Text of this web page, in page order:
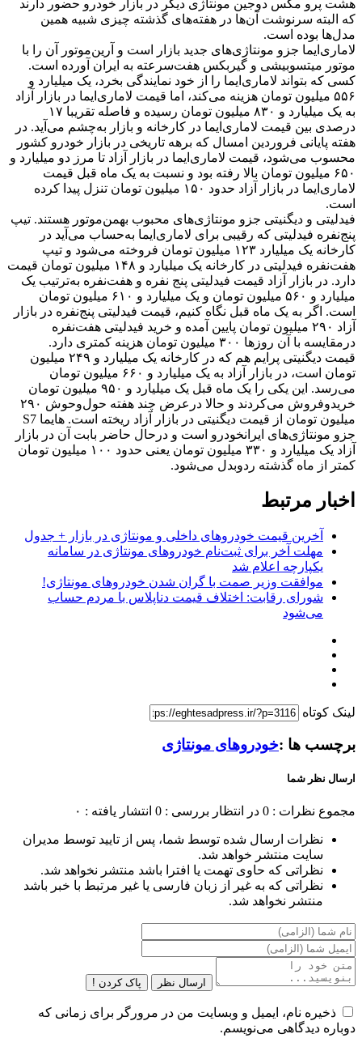
هشت پرو مکس دوجین مونتاژی دیگر در بازار خودرو حضور دارند
که البته سرنوشت آن‌ها در هفته‌های گذشته چیزی شبیه همین
مدل‌ها بوده است.
لاماری‌ایما جزو مونتاژی‌های جدید بازار است و آرین‌موتور آن را با
موتور میتسوبیشی و گیربکس هفت‌سرعته به ایران آورده است.
کسی که بتواند لاماری‌ایما را از خود نمایندگی بخرد، یک میلیارد و
۵۵۶ میلیون تومان هزینه می‌کند، اما قیمت لاماری‌ایما در بازار آزاد
به یک میلیارد و ۸۳۰ میلیون تومان رسیده و فاصله تقریبا ۱۷
درصدی بین قیمت لاماری‌ایما در کارخانه و بازار به‌چشم می‌آید. در
هفته پایانی فروردین امسال که برهه تاریخی در بازار خودرو کشور
محسوب می‌شود، قیمت لاماری‌ایما در بازار آزاد تا مرز دو میلیارد و
۶۵۰ میلیون تومان بالا رفته بود و نسبت به یک ماه قبل قیمت
لاماری‌ایما در بازار آزاد حدود ۱۵۰ میلیون تومان تنزل پیدا کرده
است.
فیدلیتی و دیگنیتی جزو مونتاژی‌های محبوب بهمن‌موتور هستند. تیپ
پنج‌نفره فیدلیتی که رقیبی برای لاماری‌ایما به‌حساب می‌آید در
کارخانه یک میلیارد ۱۲۳ میلیون تومان فروخته می‌شود و تیپ
هفت‌نفره فیدلیتی در کارخانه یک میلیارد و ۱۴۸ میلیون تومان قیمت
دارد. در بازار آزاد قیمت فیدلیتی پنج نفره و هفت‌نفره به‌ترتیب یک
میلیارد و ۵۶۰ میلیون تومان و یک میلیارد و ۶۱۰ میلیون تومان
است. اگر به یک ماه قبل نگاه کنیم، قیمت فیدلیتی پنج‌نفره در بازار
آزاد ۲۹۰ میلیون تومان پایین آمده و خرید فیدلیتی هفت‌نفره
درمقایسه با آن روز‌ها ۳۰۰ میلیون تومان هزینه کمتری دارد.
قیمت دیگنیتی پرایم هم که در کارخانه یک میلیارد و ۲۴۹ میلیون
تومان است، در بازار آزاد به یک میلیارد و ۶۶۰ میلیون تومان
می‌رسد. این یکی را یک ماه قبل یک میلیارد و ۹۵۰ میلیون تومان
خریدوفروش می‌کردند و حالا درعرض چند هفته حول‌وحوش ۲۹۰
میلیون تومان از قیمت دیگنیتی در بازار آزاد ریخته است. هایما S7
جزو مونتاژی‌های ایرانخودرو است و درحال حاضر بابت آن در بازار
آزاد یک میلیارد و ۳۳۰ میلیون تومان یعنی حدود ۱۰۰ میلیون تومان
کمتر از ماه گذشته ردوبدل می‌شود.
اخبار مرتبط
آخرین قیمت خودروهای داخلی و مونتاژی در بازار + جدول
مهلت آخر برای ثبت‌نام خودروهای مونتاژی در سامانه
یکپارچه اعلام شد
موافقت وزیر صمت با گران شدن خودروهای مونتاژی!
شورای رقابت: اختلاف قیمت دناپلاس با مردم حساب
می‌شود
لینک کوتاه
برچسب ها :خودروهای مونتاژی
ارسال نظر شما
مجموع نظرات : 0 در انتظار بررسی : 0 انتشار یافته : ۰
نظرات ارسال شده توسط شما، پس از تایید توسط مدیران
سایت منتشر خواهد شد.
نظراتی که حاوی تهمت یا افترا باشد منتشر نخواهد شد.
نظراتی که به غیر از زبان فارسی یا غیر مرتبط با خبر باشد
منتشر نخواهد شد.
ارسال نظر پاک کردن !
ذخیره نام، ایمیل و وبسایت من در مرورگر برای زمانی که
دوباره دیدگاهی می‌نویسم.